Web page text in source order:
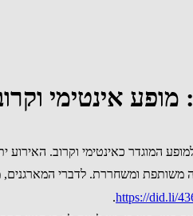
אינטימי וקרוב
כאינטימי וקרוב. האירוע יתקיים ביום
משותפת ומשחררת. לדברי
https://did.li/
.